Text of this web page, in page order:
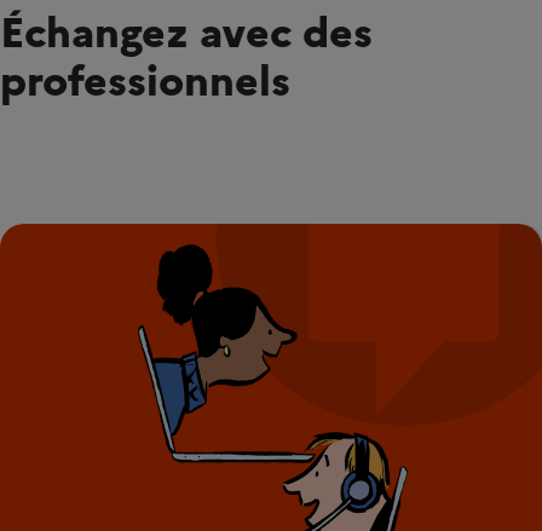
Échangez avec des
professionnels